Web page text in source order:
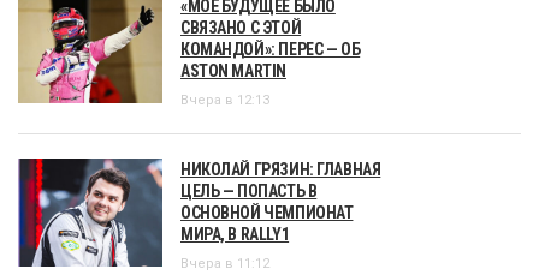
«МОЁ БУДУЩЕЕ БЫЛО
СВЯЗАНО С ЭТОЙ
КОМАНДОЙ»: ПЕРЕС — ОБ
ASTON MARTIN
Вчера в 12:13
НИКОЛАЙ ГРЯЗИН: ГЛАВНАЯ
ЦЕЛЬ — ПОПАСТЬ В
ОСНОВНОЙ ЧЕМПИОНАТ
МИРА, В RALLY1
Вчера в 11:12